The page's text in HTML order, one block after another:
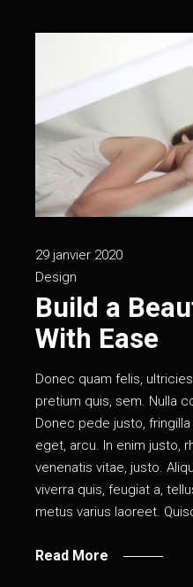
29 janvier 2020
Design
Build a
With Ease
Donec quam felis,
pretium quis, sem. Nulla
Donec pede justo,
eget, arcu. In enim justo,
venenatis vitae, justo.
viverra quis, feugiat a,
metus varius laoreet.
Read More